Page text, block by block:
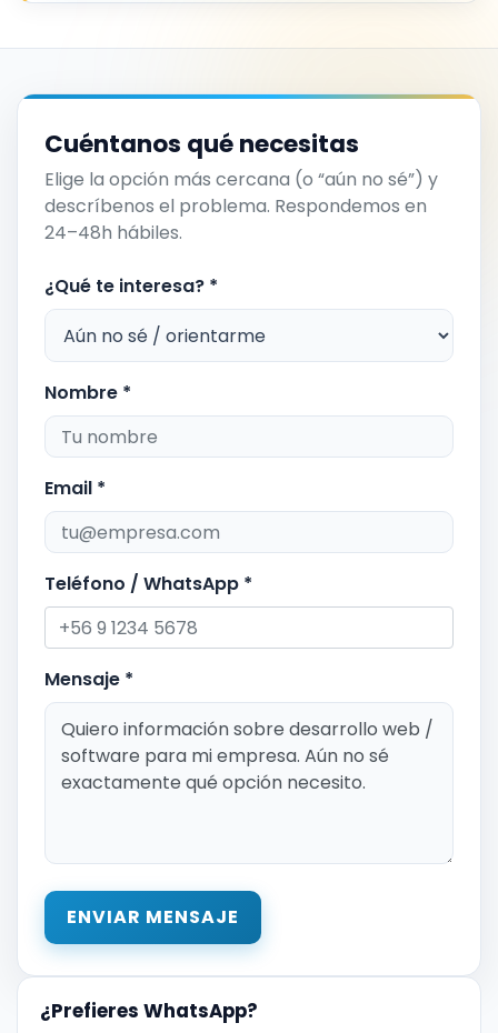
Cuéntanos qué necesitas
Elige la opción más cercana (o “aún no sé”) y
descríbenos el problema. Respondemos en
24–48h hábiles.
¿Qué te interesa? *
Nombre *
Email *
Teléfono / WhatsApp *
Mensaje *
ENVIAR MENSAJE
¿Prefieres WhatsApp?